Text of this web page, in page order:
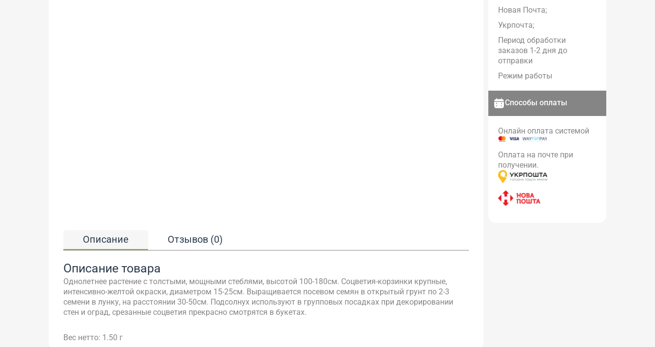
Новая Почта;
Укрпочта;
Период обработки
заказов 1-2 дня до
отправки
Режим работы
Способы оплаты
Онлайн оплата системой
Оплата на почте при
получении.
Описание Отзывов (0)
Описание товара
Однолетнее растение с толстыми, мощными стеблями, высотой 100-180см. Соцветия-корзинки крупные,
интенсивно-желтой окраски, диаметром 15-25см. Выращивается посевом семян в открытый грунт по 2-3
семени в лунку, на расстоянии 30-50см. Подсолнух используют в групповых посадках при декорировании
стен и оград, срезанные соцветия прекрасно смотрятся в букетах.
Вес нетто: 1.50 г